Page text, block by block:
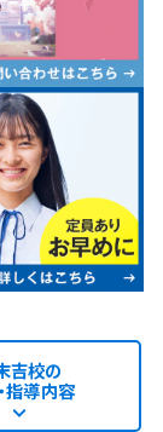
吉校の
指導内容